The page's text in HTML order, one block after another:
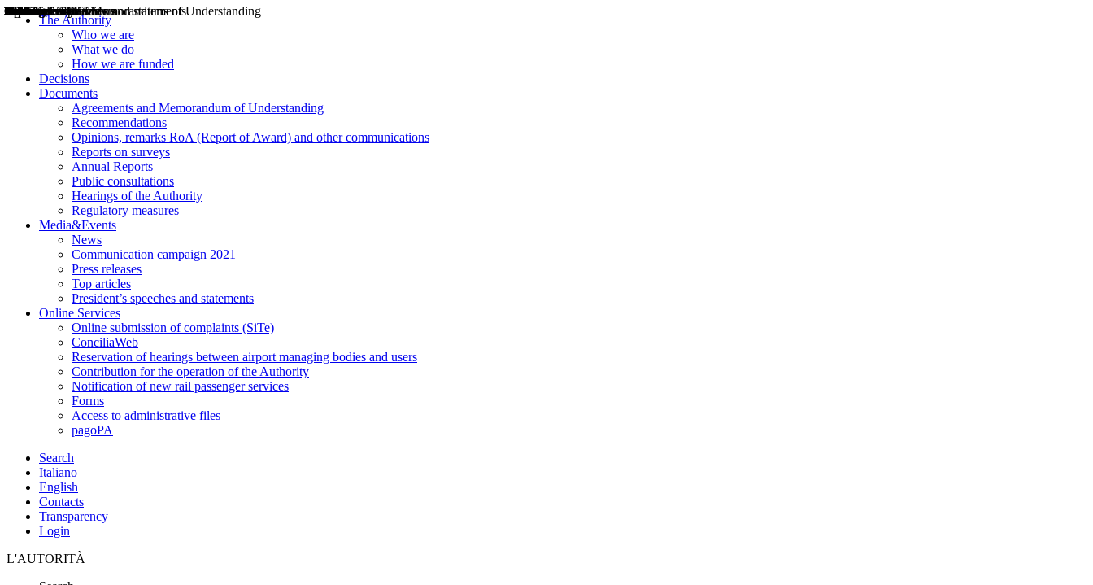
The Authority
Who we are
What we do
How we are funded
Decisions
Documents
Agreements and Memorandum of Understanding
Recommendations
Opinions, remarks RoA (Report of Award) and other communications
Reports on surveys
Annual Reports
Public consultations
Hearings of the Authority
Regulatory measures
Media&Events
News
Communication campaign 2021
Press releases
Top articles
President’s speeches and statements
Online Services
Online submission of complaints (SiTe)
ConciliaWeb
Reservation of hearings between airport managing bodies and users
Contribution for the operation of the Authority
Notification of new rail passenger services
Forms
Access to administrative files
pagoPA
Search
Italiano
English
Contacts
Transparency
Login
L'AUTORITÀ
Decisions
Opinions
Public consultations
Hearings
Recommendations
Agreements and Memorandums of Understanding
Relazioni annuali
Misure di regolazione
News
Press Releases
Bollettini ART
Convegni ART
President’s interviews
Top articles
President’s speeches and statements
2004
2005
2010
2013
2014
2015
2016
2017
2018
2019
202
2020
2021
2022
2023
2024
2025
2026
Aereo
Marittimo
Terrestre